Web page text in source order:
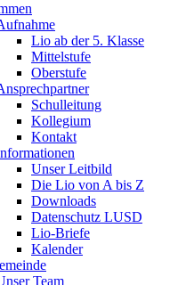
Lio ab der 5. Klasse
Mittelstufe
Oberstufe
Schulleitung
Kollegium
Kontakt
Unser Leitbild
Die Lio von A bis Z
Downloads
Datenschutz LUSD
Lio-Briefe
Kalender
Team